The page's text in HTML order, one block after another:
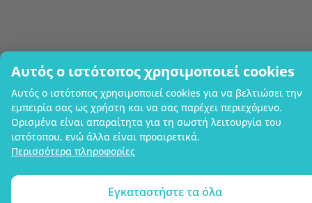
Αυτός ο ιστότοπος χρησιμοποιεί cookies
Αυτός ο ιστότοπος χρησιμοποιεί cookies για να βελτιώσει την
εμπειρία σας ως χρήστη και να σας παρέχει περιεχόμενο.
Ορισμένα είναι απαραίτητα για τη σωστή λειτουργία του
ιστότοπου, ενώ άλλα είναι προαιρετικά.
Περισσότερα πληροφορίες
Εγκαταστήστε τα όλα